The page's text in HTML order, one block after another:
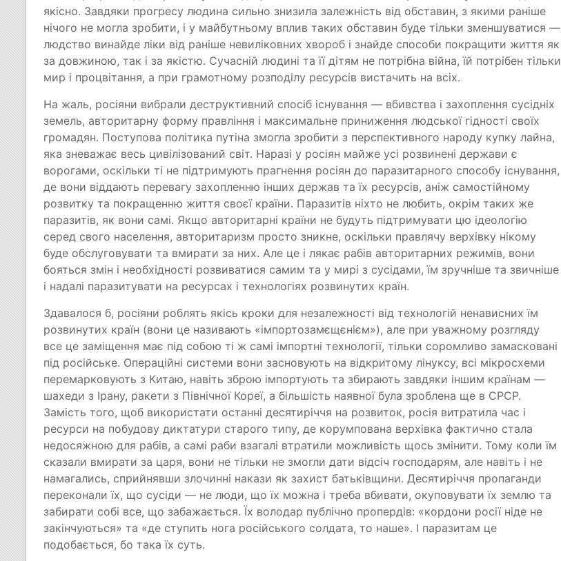
якісно. Завдяки прогресу людина сильно знизила залежність від обставин, з якими раніше
нічого не могла зробити, і у майбутньому вплив таких обставин буде тільки зменшуватися —
людство винайде ліки від раніше невиліковних хвороб і знайде способи покращити життя як
за довжиною, так і за якістю. Сучасній людині та її дітям не потрібна війна, їй потрібен тільки
мир і процвітання, а при грамотному розподілу ресурсів вистачить на всіх.
На жаль, росіяни вибрали деструктивний спосіб існування — вбивства і захоплення сусідніх
земель, авторитарну форму правління і максимальне приниження людської гідності своїх
громадян. Поступова політика путіна змогла зробити з перспективного народу купку лайна,
яка зневажає весь цивілізований світ. Наразі у росіян майже усі розвинені держави є
ворогами, оскільки ті не підтримують прагнення росіян до паразитарного способу існування,
де вони віддають перевагу захопленню інших держав та їх ресурсів, аніж самостійному
розвитку та покращенню життя своєї країни. Паразитів ніхто не любить, окрім таких же
паразитів, як вони самі. Якщо авторитарні країни не будуть підтримувати цю ідеологію
серед свого населення, авторитаризм просто зникне, оскільки правлячу верхівку нікому
буде обслуговувати та вмирати за них. Але це і лякає рабів авторитарних режимів, вони
бояться змін і необхідності розвиватися самим та у мирі з сусідами, їм зручніше та звичніше
і надалі паразитувати на ресурсах і технологіях розвинутих країн.
Здавалося б, росіяни роблять якісь кроки для незалежності від технологій ненависних їм
розвинутих країн (вони це називають «імпортозамєщєнієм»), але при уважному розгляду
все це заміщення має під собою ті ж самі імпортні технології, тільки соромливо замасковані
під російське. Операційні системи вони засновують на відкритому лінуксу, всі мікросхеми
перемарковують з Китаю, навіть зброю імпортують та збирають завдяки іншим країнам —
шахеди з Ірану, ракети з Північної Кореї, а більшість наявної була зроблена ще в СРСР.
Замість того, щоб використати останні десятиріччя на розвиток, росія витратила час і
ресурси на побудову диктатури старого типу, де корумпована верхівка фактично стала
недосяжною для рабів, а самі раби взагалі втратили можливість щось змінити. Тому коли їм
сказали вмирати за царя, вони не тільки не змогли дати відсіч господарям, але навіть і не
намагались, сприйнявши злочинні накази як захист батьківщини. Десятиріччя пропаганди
переконали їх, що сусіди — не люди, що їх можна і треба вбивати, окуповувати їх землю та
забирати собі все, що забажається. Їх володар публічно пропердів: «кордони росії ніде не
закінчуються» та «де ступить нога російського солдата, то наше». І паразитам це
подобається, бо така їх суть.